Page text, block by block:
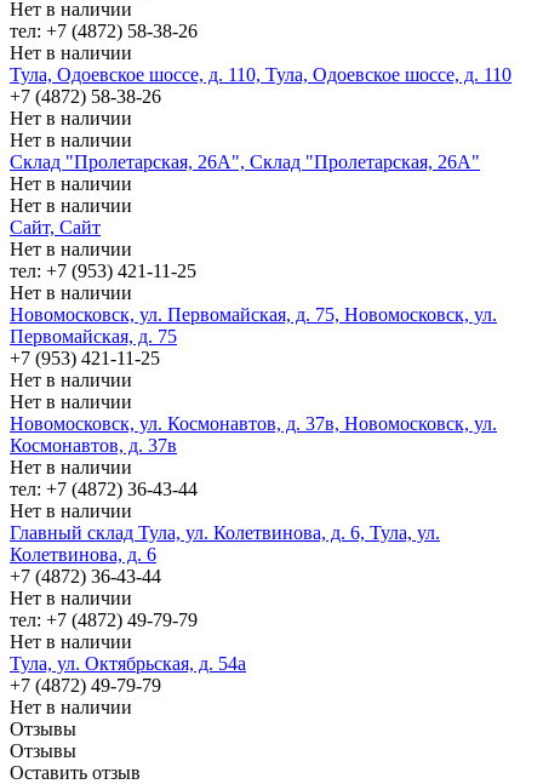
Нет в наличии
тел: +7 (4872) 58-38-26
Нет в наличии
Тула, Одоевское шоссе, д. 110, Тула, Одоевское шоссе, д. 110
+7 (4872) 58-38-26
Нет в наличии
Нет в наличии
Склад "Пролетарская, 26А", Склад "Пролетарская, 26А"
Нет в наличии
Нет в наличии
Сайт, Сайт
Нет в наличии
тел: +7 (953) 421-11-25
Нет в наличии
Новомосковск, ул. Первомайская, д. 75, Новомосковск, ул.
Первомайская, д. 75
+7 (953) 421-11-25
Нет в наличии
Нет в наличии
Новомосковск, ул. Космонавтов, д. 37в, Новомосковск, ул.
Космонавтов, д. 37в
Нет в наличии
тел: +7 (4872) 36-43-44
Нет в наличии
Главный склад Тула, ул. Колетвинова, д. 6, Тула, ул.
Колетвинова, д. 6
+7 (4872) 36-43-44
Нет в наличии
тел: +7 (4872) 49-79-79
Нет в наличии
Тула, ул. Октябрьская, д. 54а
+7 (4872) 49-79-79
Нет в наличии
Отзывы
Отзывы
Оставить отзыв